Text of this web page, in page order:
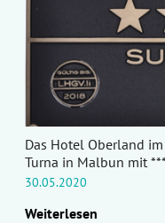
Das Hotel Oberland
Turna in Malbun mit
30.05.2020
Weiterlesen